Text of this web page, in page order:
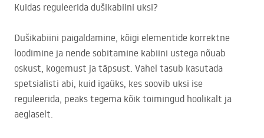
Kuidas reguleerida dušikabiini uksi?
Dušikabiini paigaldamine, kõigi elementide korrektne
loodimine ja nende sobitamine kabiini ustega nõuab
oskust, kogemust ja täpsust. Vahel tasub kasutada
spetsialisti abi, kuid igaüks, kes soovib uksi ise
reguleerida, peaks tegema kõik toimingud hoolikalt ja
aeglaselt.